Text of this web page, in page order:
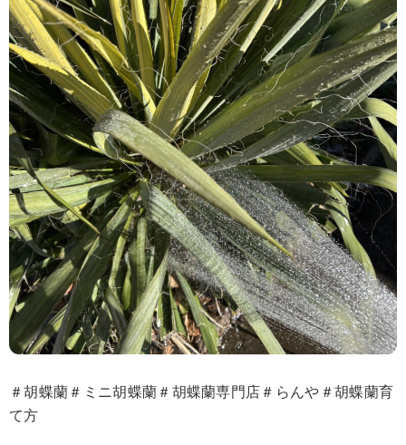
＃胡蝶蘭＃ミニ胡蝶蘭＃胡蝶蘭専門店＃らんや＃胡蝶蘭育
て方